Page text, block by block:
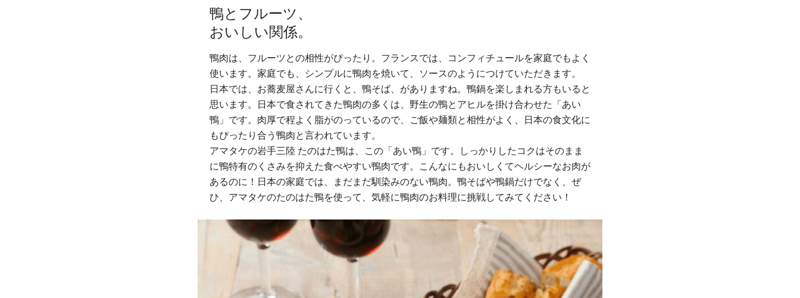
鴨とフルーツ、
おいしい関係。
鴨肉は、フルーツとの相性がぴったり。フランスでは、コンフィチュールを家庭でもよく
使います。家庭でも、シンプルに鴨肉を焼いて、ソースのようにつけていただきます。
日本では、お蕎麦屋さんに行くと、鴨そば、がありますね。鴨鍋を楽しまれる方もいると
思います。日本で食されてきた鴨肉の多くは、野生の鴨とアヒルを掛け合わせた「あい
鴨」です。肉厚で程よく脂がのっているので、ご飯や麺類と相性がよく、日本の食文化に
もぴったり合う鴨肉と言われています。
アマタケの岩手三陸 たのはた鴨は、この「あい鴨」です。しっかりしたコクはそのまま
に鴨特有のくさみを抑えた食べやすい鴨肉です。こんなにもおいしくてヘルシーなお肉が
あるのに！日本の家庭では、まだまだ馴染みのない鴨肉。鴨そばや鴨鍋だけでなく、ぜ
ひ、アマタケのたのはた鴨を使って、気軽に鴨肉のお料理に挑戦してみてください！